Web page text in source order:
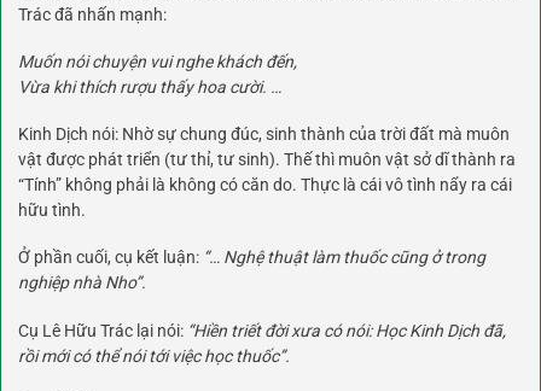
Trác đã nhấn mạnh:
Muốn nói chuyện vui nghe khách đến,
Vừa khi thích rượu thấy hoa cười. …
Kinh Dịch nói: Nhờ sự chung đúc, sinh thành của trời đất mà muôn
vật được phát triển (tư thỉ, tư sinh). Thế thì muôn vật sở dĩ thành ra
“Tính” không phải là không có căn do. Thực là cái vô tình nẩy ra cái
hữu tình.
Ở phần cuối, cụ kết luận: “… Nghệ thuật làm thuốc cũng ở trong
nghiệp nhà Nho”.
Cụ Lê Hữu Trác lại nói: “Hiền triết đời xưa có nói: Học Kinh Dịch đã,
rồi mới có thể nói tới việc học thuốc”.